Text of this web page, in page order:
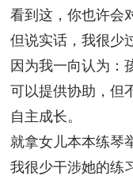
看到这，你也许会
但说实话，我很少
因为我一向认为：
可以提供协助，但
自主成长。
就拿女儿本本练琴
我很少干涉她的练